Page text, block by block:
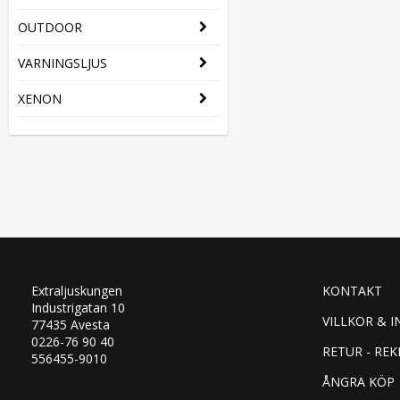
OUTDOOR
VARNINGSLJUS
XENON
Extraljuskungen
Industrigatan 10
77435 Avesta
0226-76 90 40
556455-9010
KONTAKT
VILLKOR &
RETUR -
ÅNGRA KÖP